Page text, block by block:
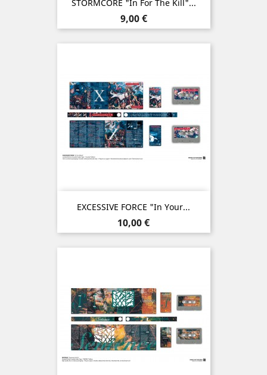
STORMCORE "In For The Kill"...
Prix
9,00 €
EXCESSIVE FORCE "In Your...
Prix
10,00 €